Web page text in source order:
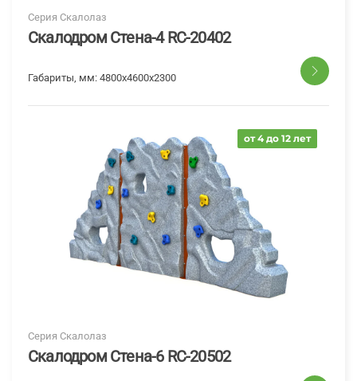
Серия Скалолаз
Скалодром Стена-4 RC-20402
Габариты, мм: 4800х4600х2300
от 4 до 12 лет
Серия Скалолаз
Скалодром Стена-6 RC-20502